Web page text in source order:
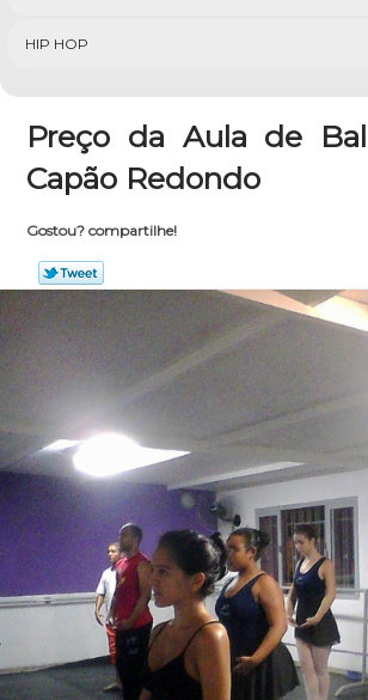
HIP HOP
Preço da Aula de
Capão Redondo
Gostou? compartilhe!